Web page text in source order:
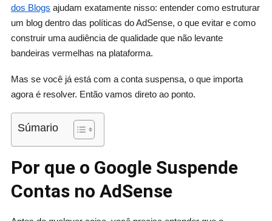
dos Blogs ajudam exatamente nisso: entender como estruturar
um blog dentro das políticas do AdSense, o que evitar e como
construir uma audiência de qualidade que não levante
bandeiras vermelhas na plataforma.
Mas se você já está com a conta suspensa, o que importa
agora é resolver. Então vamos direto ao ponto.
Súmario
Por que o Google Suspende
Contas no AdSense